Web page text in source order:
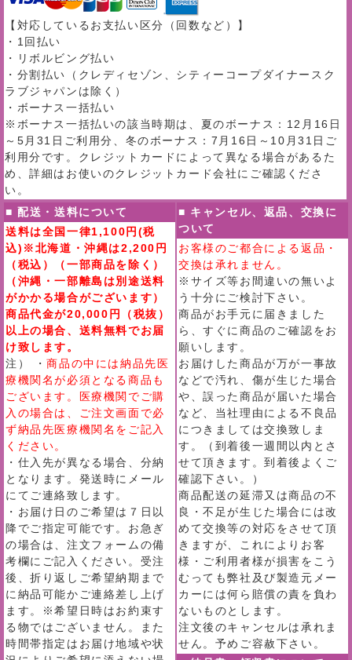
【対応しているお支払い区分（回数など）】
・1回払い
・リボルビング払い
・分割払い（クレディセゾン、シティーコープダイナースク
ラブジャパンは除く）
・ボーナス一括払い
※ボーナス一括払いの該当時期は、夏のボーナス：12月16日
～5月31日ご利用分、冬のボーナス：7月16日～10月31日ご
利用分です。クレジットカードによって異なる場合があるた
め、詳細はお使いのクレジットカード会社にご確認くださ
い。
■ 配送・送料について
送料は全国一律1,100円(税
込)※北海道・沖縄は2,200円
（税込）（一部商品を除く）
（沖縄・一部離島は別途送料
がかかる場合がございます）
商品代金が20,000円（税抜）
以上の場合、送料無料でお届
け致します。
注） ・商品の中には納品先医
療機関名が必須となる商品も
ございます。医療機関でご購
入の場合は、ご注文画面で必
ず納品先医療機関名をご記入
ください。
・仕入先が異なる場合、分納
となります。発送時にメール
にてご連絡致します。
・お届け日のご希望は７日以
降でご指定可能です。お急ぎ
の場合は、注文フォームの備
考欄にご記入ください。受注
後、折り返しご希望納期まで
に納品可能かご連絡差し上げ
ます。※希望日時はお約束す
る物ではございません。また
時間帯指定はお届け地域や状
■ キャンセル、返品、交換に
ついて
お客様のご都合による返品・
交換は承れません。
※サイズ等お間違いの無いよ
う十分にご検討下さい。
商品がお手元に届きました
ら、すぐに商品のご確認をお
願いします。
お届けした商品が万が一事故
などで汚れ、傷が生じた場合
や、誤った商品が届いた場合
など、当社理由による不良品
につきましては交換致しま
す。（到着後一週間以内とさ
せて頂きます。到着後よくご
確認下さい。）
商品配送の延滞又は商品の不
良・不足が生じた場合には改
めて交換等の対応をさせて頂
きますが、これによりお客
様・ご利用者様が損害をこう
むっても弊社及び製造元メー
カーには何ら賠償の責を負わ
ないものとします。
注文後のキャンセルは承れま
せん。予めご容赦下さい。